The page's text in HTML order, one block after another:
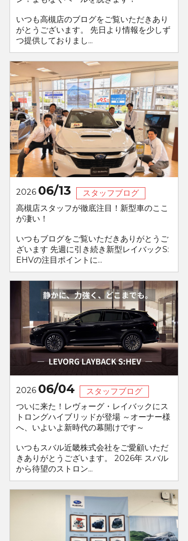
いつも高槻店のブログをご覧いただきあり
がとうございます。 先日より情報を少しず
つ提供しておりまし...
2026 06/13
スタッフブログ
高槻店スタッフが徹底注目！新型車のここ
が凄い！
いつもブログをご覧いただきありがとうご
ざいます 先週に引き続き新型レイバックS:
EHVの注目ポイントに...
2026 06/04
スタッフブログ
ついに来た！レヴォーグ・レイバックにス
トロングハイブリッドが登場 ～オーナー様
へ、いよいよ新時代の幕開けです～
いつもスバル近畿株式会社をご愛顧いただ
きありがとうございます。 2026年 スバル
から待望のストロン...